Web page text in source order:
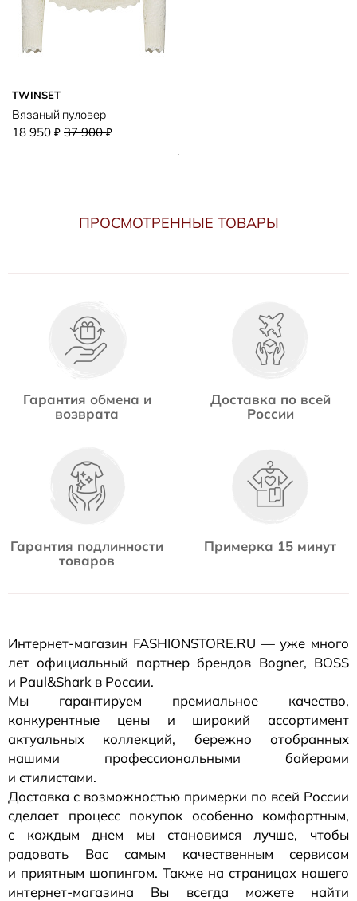
TWINSET
Вязаный пуловер
18 950 ₽ 37 900₽
ПРОСМОТРЕННЫЕ ТОВАРЫ
Гарантия обмена и
возврата
Доставка по всей
России
Гарантия подлинности
товаров
Примерка 15 минут
Интернет-магазин FASHIONSTORE.RU — уже много
лет официальный партнер брендов Bogner, BOSS
и Paul&Shark в России.
Мы гарантируем премиальное качество,
конкурентные цены и широкий ассортимент
актуальных коллекций, бережно отобранных
нашими профессиональными байерами
и стилистами.
Доставка с возможностью примерки по всей России
сделает процесс покупок особенно комфортным,
с каждым днем мы становимся лучше, чтобы
радовать Вас самым качественным сервисом
и приятным шопингом. Также на страницах нашего
интернет-магазина Вы всегда можете найти